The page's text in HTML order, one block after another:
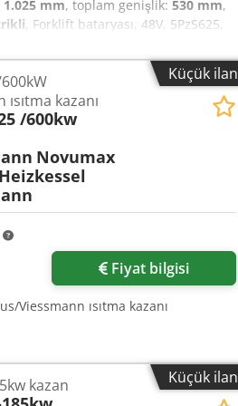
1.025 mm, toplam genişlik: 530 mm,
, Forklift bataryası, 48V, 5PzS625,
yükseklik): 1025mm x 530mm x
bakımı yapılmış ve test
%88 Aquamatik dolumKüçük ilan
kazanı
/600kw
Novumax
Fiyat bilgisi
Viessmann ısıtma kazanı
Küçük ilan
kazan